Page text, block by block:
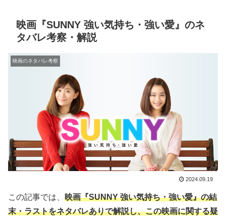
映画『SUNNY 強い気持ち・強い愛』のネ
タバレ考察・解説
映画のネタバレ考察
2024.09.19
この記事では、 映画『SUNNY 強い気持ち・強い愛』の結
末・ラストをネタバレありで解説し、この映画に関する疑